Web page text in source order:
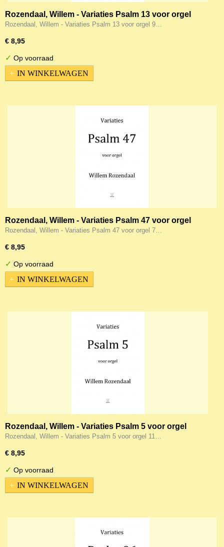
Rozendaal, Willem - Variaties Psalm 13 voor orgel
Rozendaal, Willem - Variaties Psalm 13 voor orgel 9…
€ 8,95
✓ Op voorraad
IN WINKELWAGEN
Rozendaal, Willem - Variaties Psalm 47 voor orgel
Rozendaal, Willem - Variaties Psalm 47 voor orgel 7…
€ 8,95
✓ Op voorraad
IN WINKELWAGEN
Rozendaal, Willem - Variaties Psalm 5 voor orgel
Rozendaal, Willem - Variaties Psalm 5 voor orgel 11…
€ 8,95
✓ Op voorraad
IN WINKELWAGEN